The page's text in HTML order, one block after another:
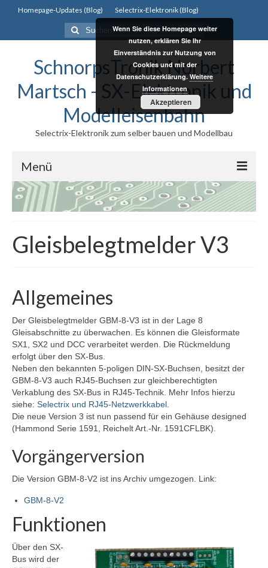
Homepage-Updates (Blog) Selectrix-Elektronik (Blog)
Suchen
nach:
SchnorpsTronik Norbert
Martsch - SX-Elektronik und
Modelleisenbahn
Selectrix-Elektronik zum selber bauen und Modellbau
Menü
Selectrix
Selectrix System
Selectrix und RJ45-Netzwerkkabel
SX-News-Blog
ST-Train Handbuch zum Download
Nachruf Klaus Richter „Der Modellbahn-
Berater“
Selectrix-Elektronik
Selectrix-Elektronik
Anzeigemodul V1
Gleisbelegtmelder V3
Funktionsdecoder V2
Licht-Funktionsdecoder V1
Programmiergleisautomatik V1
Gleisbelegtmelder V3
Allgemeines
Der Gleisbelegtmelder GBM-8-V3 ist in der Lage 8
Gleisabschnitte zu überwachen. Es können die Gleisformate
SX1, SX2 und DCC verarbeitet werden. Die Rückmeldung
erfolgt über den SX-Bus.
Neben den bekannten 5-poligen DIN-SX-Buchsen, besitzt der
GBM-8-V3 auch RJ45-Buchsen zur gleichberechtigten
Verkablung des SX-Bus in RJ45-Technik. Mehr Infos hierzu
siehe: Selectrix und RJ45-Netzwerkkabel
Die neue Version 3 ist nun passend für ein Gehäuse designed
(Hammond Serie 1591, Reichelt Art.-Nr. 1591CFLBK).
Vorgängerversion
Die Version GBM-8-V2 ist ins Archiv umgezogen. Link:
GBM-8-V2
Funktionen
Über den SX-
Bus wird der
Wenn Sie diese Homepage weiter
nutzen, erklären Sie Ihr
Einverständnis zur Nutzung von
Cookies und mit der
Datenschutzerklärung.Weitere
Informationen
Akzeptieren